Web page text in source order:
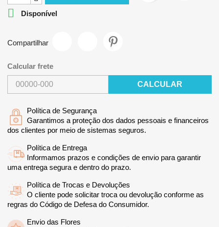

Disponível
Compartilhar
Calcular frete
CALCULAR
Política de Segurança
Garantimos a proteção dos dados pessoais e financeiros
dos clientes por meio de sistemas seguros.
Política de Entrega
Informamos prazos e condições de envio para garantir
uma entrega segura e dentro do prazo.
Política de Trocas e Devoluções
O cliente pode solicitar troca ou devolução conforme as
regras do Código de Defesa do Consumidor.
Envio das Flores